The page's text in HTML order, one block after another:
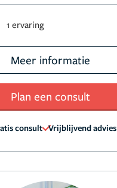
1 ervaring
Meer informatie
Plan een consult
consult Vrijblijvend advies